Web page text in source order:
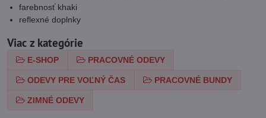
farebnosť khaki
reflexné doplnky
Viac z kategórie
E-SHOP PRACOVNÉ ODEVY
ODEVY PRE VOĽNÝ ČAS PRACOVNÉ BUNDY
ZIMNÉ ODEVY